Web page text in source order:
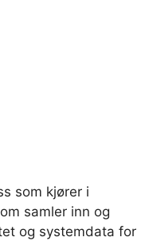
som kjører i
samler inn og
og systemdata for